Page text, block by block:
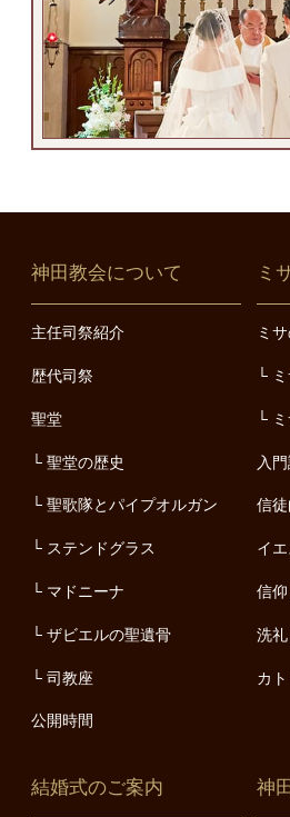
神田教会について
主任司祭紹介
歴代司祭
聖堂
聖堂の歴史
聖歌隊とパイプオルガン
ステンドグラス
マドニーナ
ザビエルの聖遺骨
司教座
公開時間
ミ
ミ
入
信
イ
信
洗
カ
結婚式のご案内 神